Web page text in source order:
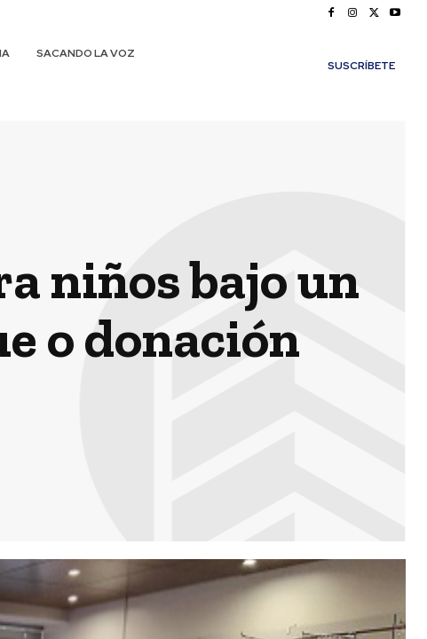
SACANDO LA VOZ
SUSCRÍBETE
niños bajo un
o donación